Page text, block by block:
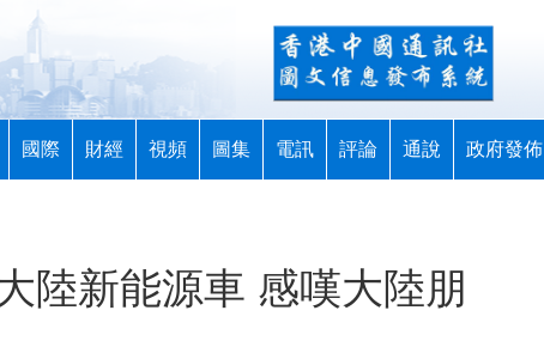
國際 財經 視頻 圖集 電訊 評論 通說 政府發佈
陸新能源車 感嘆大陸朋